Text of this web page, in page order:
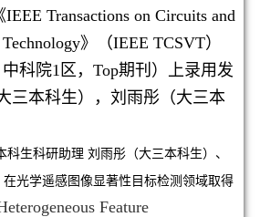
IEEE Transactions on Circuits and
》（IEEE TCSVT）
中科院1区，Top期刊）上录用发
三本科生）， 刘雨彤（大三本
科生科研助理 刘雨彤（大三本科生）、
光学遥感图像显著性目标检测领域取得
Feature